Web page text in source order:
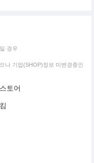
경우
나 기업(SHOP)정보 미변경중인
토어